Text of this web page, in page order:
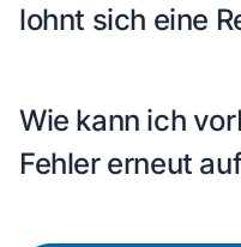
lohnt sich eine
Wie kann ich
Fehler erneut